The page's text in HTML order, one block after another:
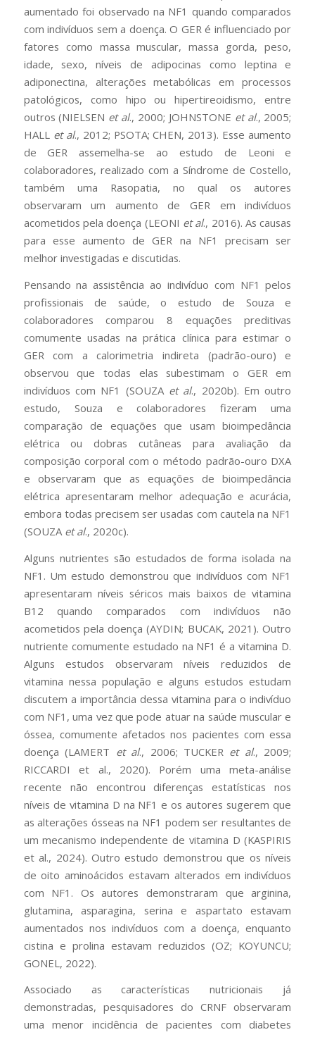
aumentado foi observado na NF1 quando comparados
com indivíduos sem a doença. O GER é influenciado por
fatores como massa muscular, massa gorda, peso,
idade, sexo, níveis de adipocinas como leptina e
adiponectina, alterações metabólicas em processos
patológicos, como hipo ou hipertireoidismo, entre
outros (NIELSEN et al., 2000; JOHNSTONE et al., 2005;
HALL et al., 2012; PSOTA; CHEN, 2013). Esse aumento
de GER assemelha-se ao estudo de Leoni e
colaboradores, realizado com a Síndrome de Costello,
também uma Rasopatia, no qual os autores
observaram um aumento de GER em indivíduos
acometidos pela doença (LEONI et al., 2016). As causas
para esse aumento de GER na NF1 precisam ser
melhor investigadas e discutidas.
Pensando na assistência ao indivíduo com NF1 pelos
profissionais de saúde, o estudo de Souza e
colaboradores comparou 8 equações preditivas
comumente usadas na prática clínica para estimar o
GER com a calorimetria indireta (padrão-ouro) e
observou que todas elas subestimam o GER em
indivíduos com NF1 (SOUZA et al., 2020b). Em outro
estudo, Souza e colaboradores fizeram uma
comparação de equações que usam bioimpedância
elétrica ou dobras cutâneas para avaliação da
composição corporal com o método padrão-ouro DXA
e observaram que as equações de bioimpedância
elétrica apresentaram melhor adequação e acurácia,
embora todas precisem ser usadas com cautela na NF1
(SOUZA et al., 2020c).
Alguns nutrientes são estudados de forma isolada na
NF1. Um estudo demonstrou que indivíduos com NF1
apresentaram níveis séricos mais baixos de vitamina
B12 quando comparados com indivíduos não
acometidos pela doença (AYDIN; BUCAK, 2021). Outro
nutriente comumente estudado na NF1 é a vitamina D.
Alguns estudos observaram níveis reduzidos de
vitamina nessa população e alguns estudos estudam
discutem a importância dessa vitamina para o indivíduo
com NF1, uma vez que pode atuar na saúde muscular e
óssea, comumente afetados nos pacientes com essa
doença (LAMERT et al., 2006; TUCKER et al., 2009;
RICCARDI et al., 2020). Porém uma meta-análise
recente não encontrou diferenças estatísticas nos
níveis de vitamina D na NF1 e os autores sugerem que
as alterações ósseas na NF1 podem ser resultantes de
um mecanismo independente de vitamina D (KASPIRIS
et al., 2024). Outro estudo demonstrou que os níveis
de oito aminoácidos estavam alterados em indivíduos
com NF1. Os autores demonstraram que arginina,
glutamina, asparagina, serina e aspartato estavam
aumentados nos indivíduos com a doença, enquanto
cistina e prolina estavam reduzidos (OZ; KOYUNCU;
GONEL, 2022).
Associado as características nutricionais já
demonstradas, pesquisadores do CRNF observaram
uma menor incidência de pacientes com diabetes